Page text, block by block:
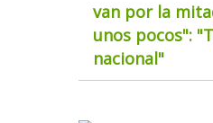
van por la
unos pocos":
nacional"